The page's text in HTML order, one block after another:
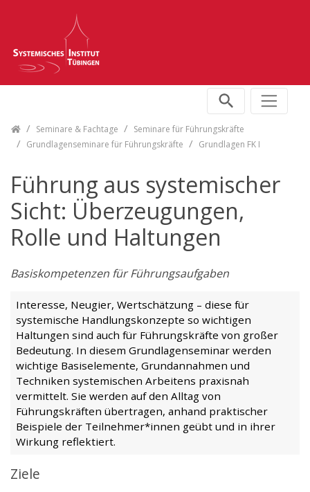
Skip navigationSeminare & Fachtage
Seminare für Führungskräfte
Grundlagenseminare für Führungskräfte
Grundlagen FK I
Führung aus systemischer
Sicht: Überzeugungen,
Rolle und Haltungen
Basiskompetenzen für Führungsaufgaben
Interesse, Neugier, Wertschätzung – diese für
systemische Handlungskonzepte so wichtigen
Haltungen sind auch für Führungskräfte von großer
Bedeutung. In diesem Grundlagenseminar werden
wichtige Basiselemente, Grundannahmen und
Techniken systemischen Arbeitens praxisnah
vermittelt. Sie werden auf den Alltag von
Führungskräften übertragen, anhand praktischer
Beispiele der Teilnehmer*innen geübt und in ihrer
Wirkung reflektiert.
Ziele